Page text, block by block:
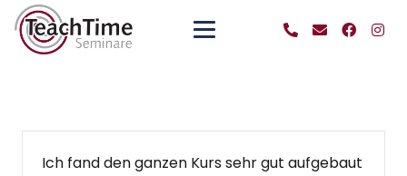
Ich fand den ganzen Kurs sehr gut aufgebaut